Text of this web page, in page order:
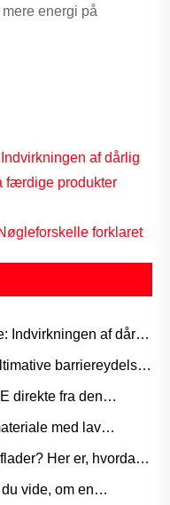
energi på
af ​​dårlig
færdige produkter
forklaret
Indvirkningen af ​​dårlig
færdige produkter
barriereydelse
for
direkte fra den
fordel, du ikke har
med lav
virkelig skinner ved
Her er, hvordan
vide, om en